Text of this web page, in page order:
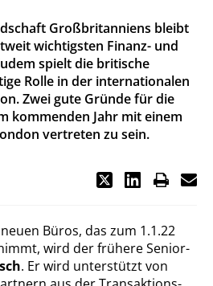
Großbritanniens bleibt
wichtigsten Finanz- und
spielt die britische
Rolle in der internationalen
Zwei gute Gründe für die
kommenden Jahr mit einem
vertreten zu sein.
Büros, das zum 1.1.22
wird der frühere Senior-
. Er wird unterstützt von